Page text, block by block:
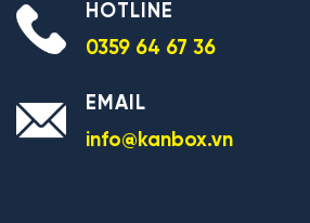
HOTLINE
0359 64 67 36
EMAIL
info@kanbox.vn